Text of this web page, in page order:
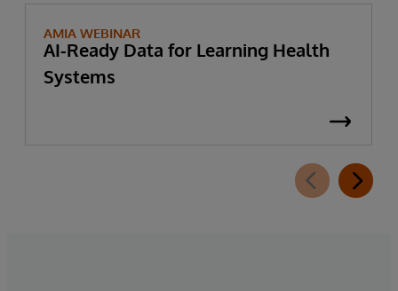
AMIA WEBINAR
AI-Ready Data for Learning Health
Systems